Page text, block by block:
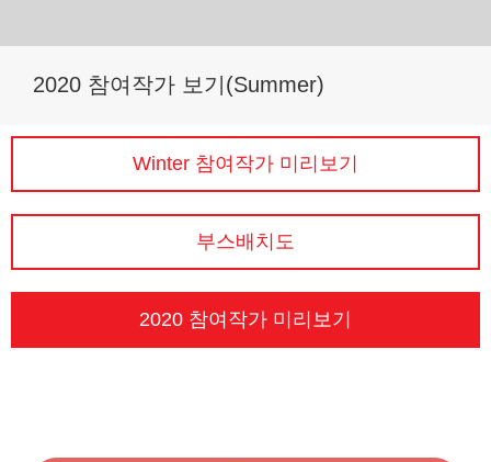
2020 참여작가 보기(Summer)
Winter 참여작가 미리보기
부스배치도
2020 참여작가 미리보기